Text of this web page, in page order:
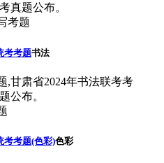
真题公布。
考考题书法
,甘肃省2024年书法联考考
公布。
考考题(色彩)色彩